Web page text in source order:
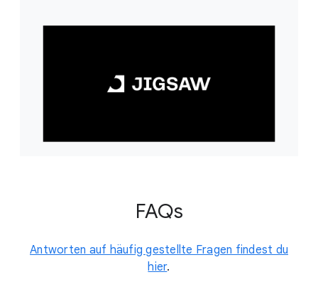
FAQs
Antworten auf häufig gestellte Fragen findest du
hier.